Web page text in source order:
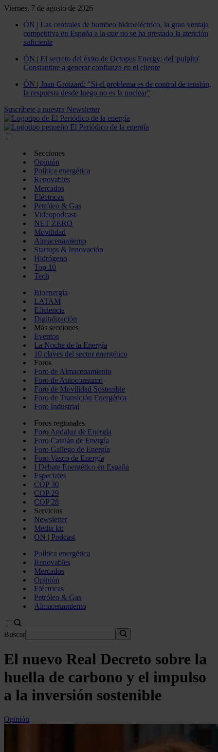
Viernes, 7 de agosto de 2026
ÓN | Las centrales de bombeo hidroeléctrico, la gran ventaja
competitiva en España a la que no se ha prestado la atención
suficiente
ÓN | El secreto del éxito de Octopus Energy: del 'pulpito'
Constantine a generar confianza en el cliente
ÓN | Joan Groizard: "Si el problema es de control de tensión,
la respuesta desde luego no es la nuclear"
Suscríbete a nuestra Newsletter
Secciones
Opinión
Política energética
Renovables
Mercados
Eléctricas
Petróleo & Gas
Videopodcast
NET ZERO
Movilidad
Almacenamiento
Startups & Innovación
Hidrógeno
Top 10
Tech
Bioenergía
LATAM
Eficiencia
Digitalización
Más secciones
Eventos
La Noche de la Energía
10 claves del sector energético
Foros
Foro de Almacenamiento
Foro de Autoconsumo
Foro de Movilidad Sostenible
Foro de Transición Energética
Foro Industrial
Foros regionales
Foro Andaluz de Energía
Foro Catalán de Energía
Foro Gallego de Energía
Foro Vasco de Energía
I Debate Energético en España
Especiales
COP 30
COP 29
COP 28
Servicios
Newsletter
Media kit
ON | Podcast
Política energética
Renovables
Mercados
Opinión
Eléctricas
Petróleo & Gas
Almacenamiento
Buscar
El nuevo Real Decreto sobre la
huella de carbono y el impulso
a la inversión sostenible
Opinión